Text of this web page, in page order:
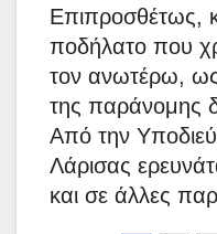
Επιπροσθέτως,
ποδήλατο που
τον ανωτέρω,
της παράνομης
Από την
Λάρισας
και σε άλλες